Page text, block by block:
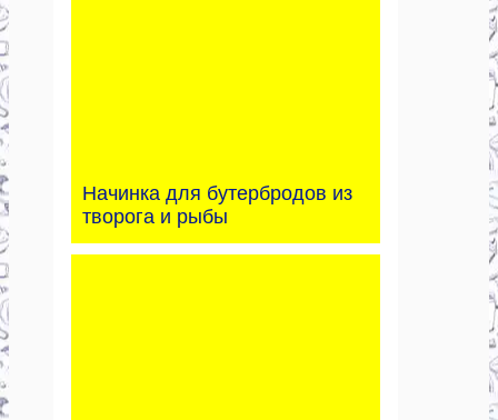
Начинка для бутербродов из
творога и рыбы